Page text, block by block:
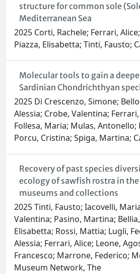
structure for common sole
Mediterranean Sea
2025 Corti, Rachele; Ferrari,
Piazza, Elisabetta; Tinti, Fausto;
Molecular tools to gain a
Sardinian Chondrichthyan
2025 Di Crescenzo, Simone;
Alessia; Crobe, Valentina;
Follesa, Maria; Mulas, Antonello;
Porcu, Cristina; Spiga, Martina;
Recovery of past species
ecology of sawfish rostra in
museums and collections
2025 Tinti, Fausto; Iacovelli,
Valentina; Pasino, Martina;
Elisabetta; Rossi, Mattia; Lugli,
Alessia; Ferrari, Alice; Leone,
Francesco; Marrone, Federico;
Museum Network, The